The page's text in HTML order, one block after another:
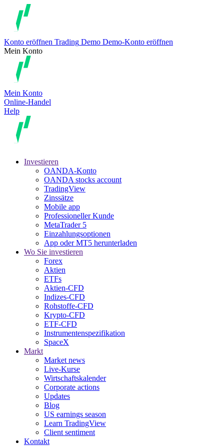
Konto eröffnen Trading Demo Demo-Konto eröffnen
Mein Konto
Mein Konto
Online-Handel
Help
Investieren
OANDA-Konto
OANDA stocks account
TradingView
Zinssätze
Mobile app
Professioneller Kunde
MetaTrader 5
Einzahlungsoptionen
App oder MT5 herunterladen
Wo Sie investieren
Forex
Aktien
ETFs
Aktien-CFD
Indizes-CFD
Rohstoffe-CFD
Krypto-CFD
ETF-CFD
Instrumentenspezifikation
SpaceX
Markt
Market news
Live-Kurse
Wirtschaftskalender
Corporate actions
Updates
Blog
US earnings season
Learn TradingView
Client sentiment
Kontakt